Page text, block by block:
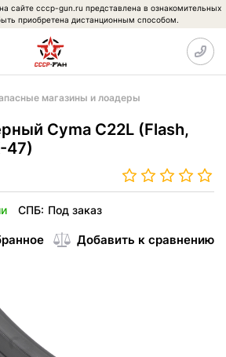
сайте cccp-gun.ru представлена в ознакомительных
приобретена дистанционным способом.
магазины и лоадеры
Cyma C22L (Flash,
47)
СПБ: Под заказ
Добавить к сравнению